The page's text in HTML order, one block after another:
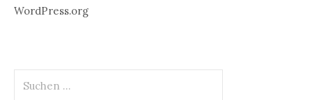
WordPress.org
nach: